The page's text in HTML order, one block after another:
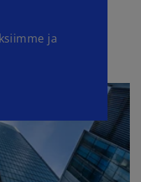
i
w
a
b
ja